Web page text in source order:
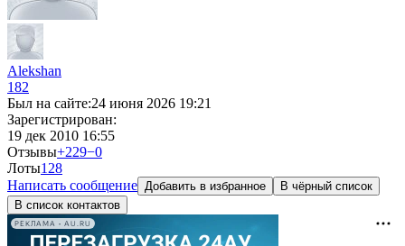
Alekshan
182
Был на сайте:24 июня 2026 19:21
Зарегистрирован:
19 дек 2010 16:55
Отзывы+229−0
Лоты1 28
Написать сообщение Добавить в избранное
В чёрный список
В список контактов
РЕКЛАМА • AU.RU